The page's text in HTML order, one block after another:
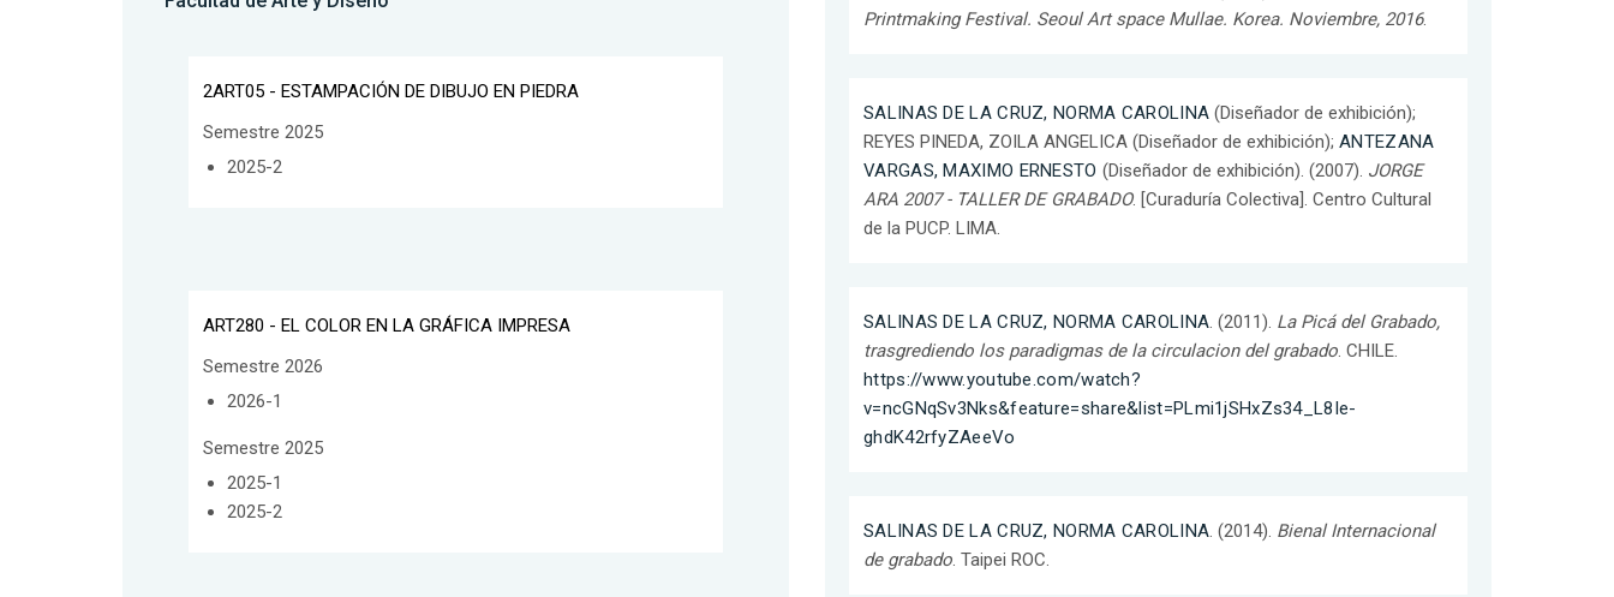
2ART05 - ESTAMPACIÓN DE DIBUJO EN PIEDRA
Semestre 2025
2025-2
ART280 - EL COLOR EN LA GRÁFICA IMPRESA
Semestre 2026
2026-1
Semestre 2025
2025-1
2025-2
Printmaking Festival. Seoul Art space Mullae. Korea. Noviembre, 2016.
SALINAS DE LA CRUZ, NORMA CAROLINA (Diseñador de exhibición);
REYES PINEDA, ZOILA ANGELICA (Diseñador de exhibición); ANTEZANA
VARGAS, MAXIMO ERNESTO (Diseñador de exhibición). (2007). JORGE
ARA 2007 - TALLER DE GRABADO. [Curaduría Colectiva]. Centro Cultural
de la PUCP. LIMA.
SALINAS DE LA CRUZ, NORMA CAROLINA. (2011). La Picá del Grabado,
trasgrediendo los paradigmas de la circulacion del grabado. CHILE.
https://www.youtube.com/watch?
v=ncGNqSv3Nks&feature=share&list=PLmi1jSHxZs34_L8Ie-
ghdK42rfyZAeeVo
SALINAS DE LA CRUZ, NORMA CAROLINA. (2014). Bienal Internacional
de grabado. Taipei ROC.